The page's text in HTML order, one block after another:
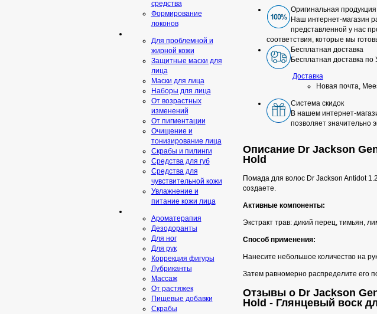
Оригинальная продукция
Наш интернет-магазин
представленной у нас
соответствия, которые мы
Бесплатная доставка
Бесплатная доставка по
Доставка
Новая почта,
Система скидок
В нашем интернет-
позволяет значительно
Описание Dr Jackson
Hold
Помада для волос Dr Jackson Antidot
создаете.
Активные компоненты:
Экстракт трав: дикий перец, тимьян,
Способ применения:
Нанесите небольшое количество на
Затем равномерно распределите его
Отзывы о Dr Jackson
Hold - Глянцевый воск
средства
Формирование
локонов
Для проблемной и
жирной кожи
Защитные маски для
лица
Маски для лица
Наборы для лица
От возрастных
изменений
От пигментации
Очищение и
тонизирование лица
Скрабы и пилинги
Средcтва для губ
Средства для
чувствительной кожи
Увлажнение и
питание кожи лица
Ароматерапия
Дезодоранты
Для ног
Для рук
Коррекция фигуры
Лубриканты
Массаж
От растяжек
Пищевые добавки
Скрaбы